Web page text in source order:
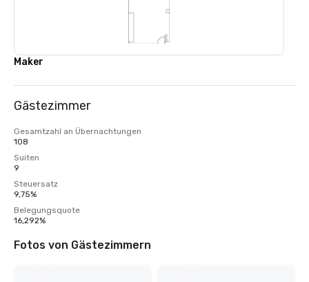
Maker
Gästezimmer
Gesamtzahl an Übernachtungen
108
Suiten
9
Steuersatz
9,75%
Belegungsquote
16,292%
Fotos von Gästezimmern